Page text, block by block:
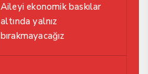
Aileyi ekonomik baskılar
altında yalnız
bırakmayacağız